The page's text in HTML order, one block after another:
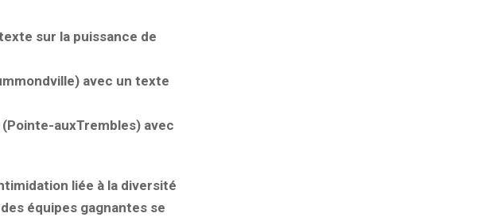
sur la puissance de
avec un texte
auxTrembles) avec
liée à la diversité
équipes gagnantes se